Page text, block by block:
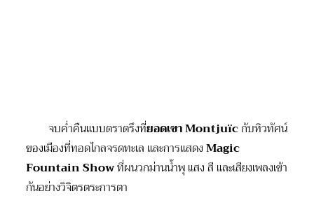
จบค่ำคืนแบบตราตรึงที่ยอดเขาMontjuïcกับทิวทัศน์
ของเมืองที่ทอดไกลจรดทะเล และการแสดงMagic
Fountain Showที่ผนวกม่านน้ำพุ แสง สี และเสียงเพลงเข้า
กันอย่างวิจิตรตระการตา